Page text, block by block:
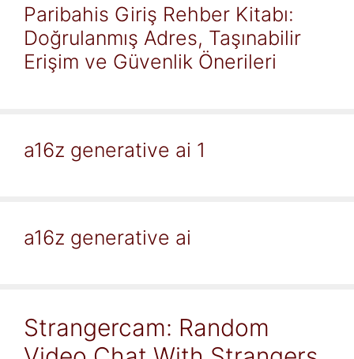
Paribahis Giriş Rehber Kitabı:
Doğrulanmış Adres, Taşınabilir
Erişim ve Güvenlik Önerileri
a16z generative ai 1
a16z generative ai
Strangercam: Random